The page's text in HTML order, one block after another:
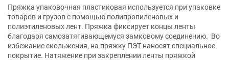
Пряжка упаковочная пластиковая используется при упаковке
товаров и грузов с помощью полипропиленовых и
полиэтиленовых лент. Пряжка фиксирует концы ленты
благодаря самозатягивающемуся замковому соединению. Во
избежание скольжения, на пряжку ПЭТ наносят специальное
покрытие. Натяжение при закреплении ленты пряжкой